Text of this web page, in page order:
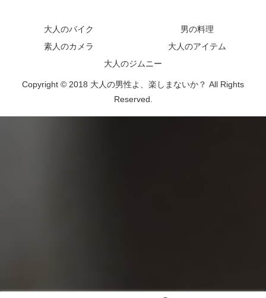
大人のバイク
男の料理
素人のカメラ
大人のアイテム
大人のジムニー
Copyright © 2018 大人の男性よ、楽しまないか？ All Rights
Reserved.